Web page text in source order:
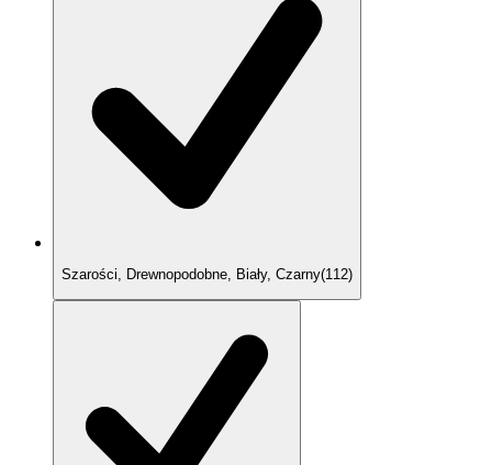
Szarości, Drewnopodobne, Biały, Czarny(112)